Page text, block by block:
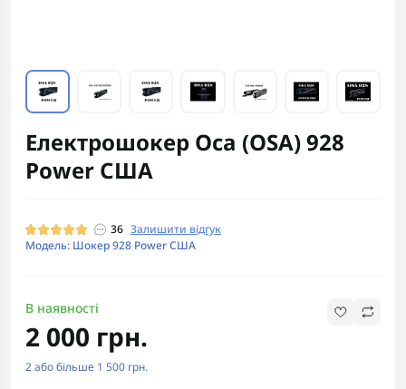
Електрошокер Oca (OSA) 928
Power США
36 Залишити відгук
Модель: Шокер 928 Power США
В наявності
2 000 грн.
2 або більше 1 500 грн.